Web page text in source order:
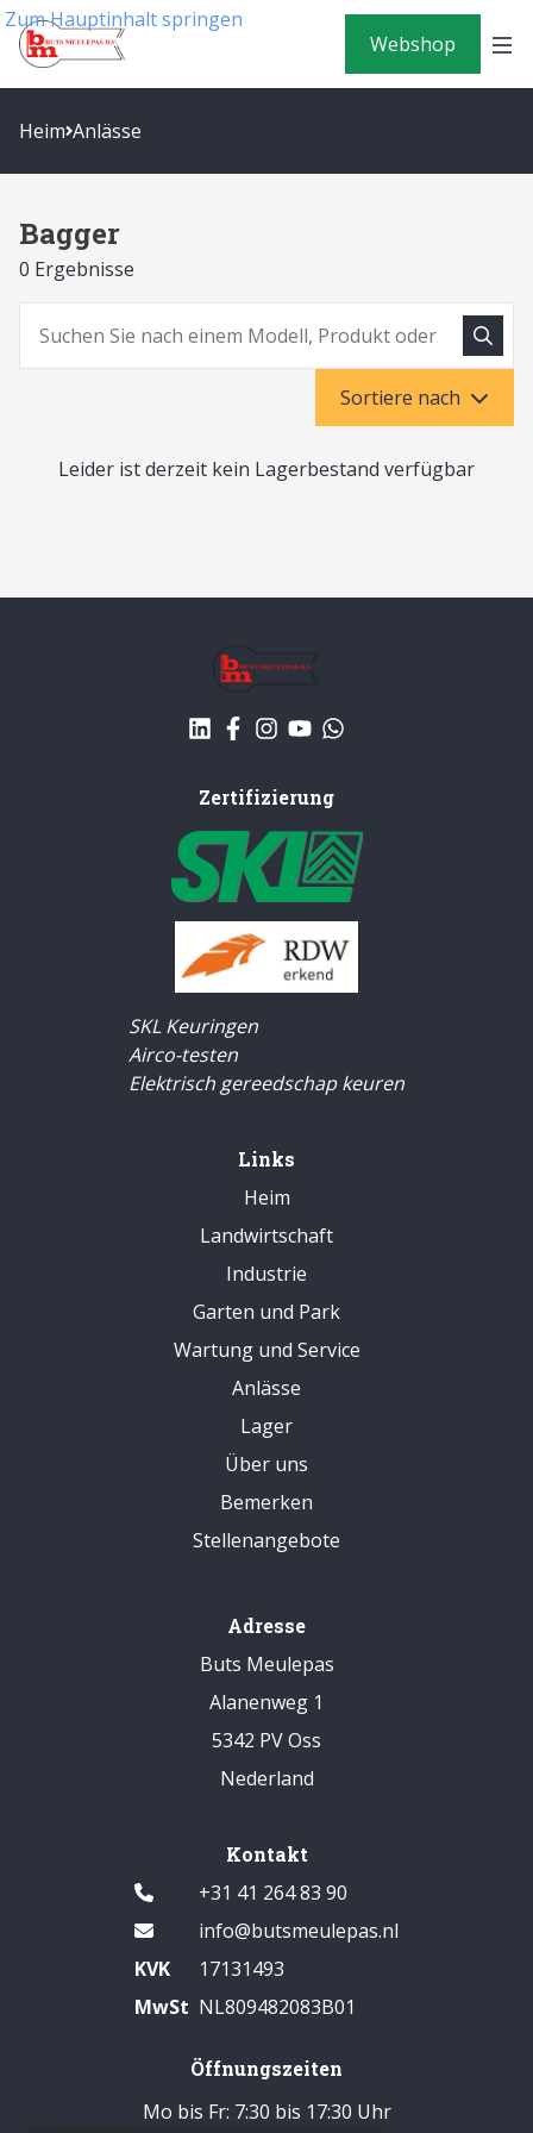
Zum Hauptinhalt springen
Webshop
Heim Anlässe
Bagger
0 Ergebnisse
Suchen
Sortiere nach
Leider ist derzeit kein Lagerbestand verfügbar
Zertifizierung
SKL Keuringen
Airco-testen
Elektrisch gereedschap keuren
Links
Heim
Landwirtschaft
Industrie
Garten und Park
Wartung und Service
Anlässe
Lager
Über uns
Bemerken
Stellenangebote
Adresse
Buts Meulepas
Alanenweg 1
5342 PV Oss
Nederland
Kontakt
+31 41 264 83 90
info@butsmeulepas.nl
KVK
17131493
MwSt NL809482083B01
Öffnungszeiten
Mo bis Fr: 7:30 bis 17:30 Uhr